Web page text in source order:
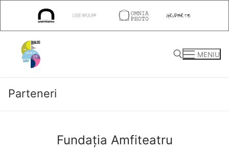
conținut
MENIU
Parteneri
Fundația Amfiteatru